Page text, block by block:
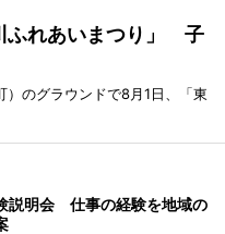
ふれあいまつり」 子
のグラウンドで8月1日、「東
説明会 仕事の経験を地域の